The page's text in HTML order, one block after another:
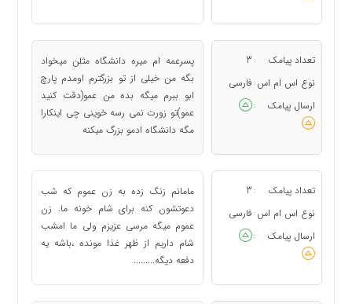
تعداد پیامک :
3
نوع اس ام اس : فارسی
ارسال پیامک
:
پسرعمه ام میره دانشگاه مثلن میخواد
بگه من خیلی از تو بزرگترم اومدم پارچ
ابو ببرم میگه بده من عمو(دقت کنید
عمو)تو زورت نمی رسه خوینی چی اینکارا
مگه دانشگاه ادمو بزرگ میکنه
تعداد پیامک :
3
نوع اس ام اس : فارسی
ارسال پیامک
:
مامانم زنگ زده به زن عموم که شب
دعوتشون کنه برای شام خونه ما. زن
عموم میگه مرسی عزیزم ولی ما امشب
شام داریم از ظهر غذا مونده ،باشه یه
دفعه دیگه.........